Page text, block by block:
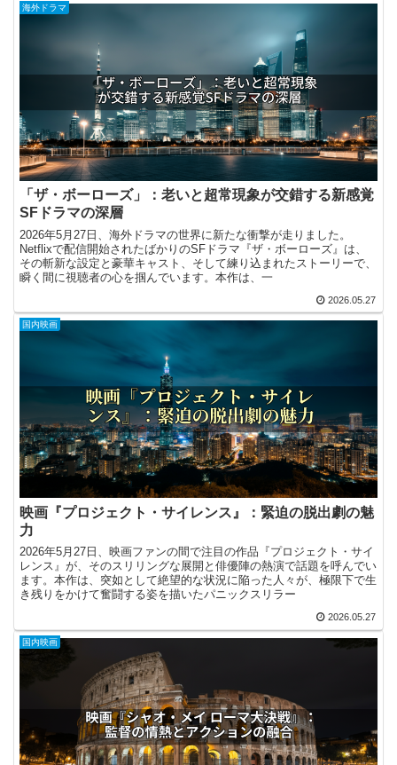
海外ドラマ
「ザ・ボーローズ」：老いと超常現象が交錯する新感覚
SFドラマの深層
2026年5月27日、海外ドラマの世界に新たな衝撃が走りました。
Netflixで配信開始されたばかりのSFドラマ『ザ・ボーローズ』は、
その斬新な設定と豪華キャスト、そして練り込まれたストーリーで、
瞬く間に視聴者の心を掴んでいます。本作は、一
2026.05.27
国内映画
映画『プロジェクト・サイレンス』：緊迫の脱出劇の魅
力
2026年5月27日、映画ファンの間で注目の作品『プロジェクト・サイ
レンス』が、そのスリリングな展開と俳優陣の熱演で話題を呼んでい
ます。本作は、突如として絶望的な状況に陥った人々が、極限下で生
き残りをかけて奮闘する姿を描いたパニックスリラー
2026.05.27
国内映画